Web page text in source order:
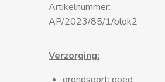
Artikelnummer:
AP/2023/85/1/blok2
Verzorging: